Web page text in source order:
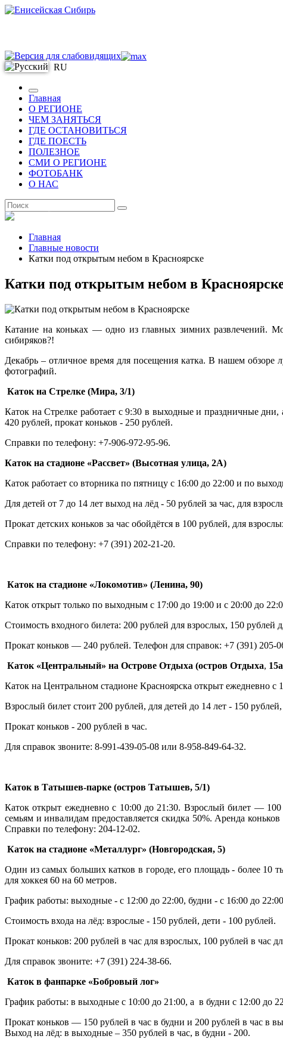
RU
Главная
О РЕГИОНЕ
ЧЕМ ЗАНЯТЬСЯ
ГДЕ ОСТАНОВИТЬСЯ
ГДЕ ПОЕСТЬ
ПОЛЕЗНОЕ
СМИ О РЕГИОНЕ
ФОТОБАНК
О НАС
Главная
Главные новости
Катки под открытым небом в Красноярске
Катки под открытым небом в
Катание на коньках — одно из главных зимних развлечений.
сибиряков?!
Декабрь – отличное время для посещения катка. В нашем
фотографий.
Каток на Стрелке (Мира, 3/1)
Каток на Стрелке работает с 9:30 в выходные и праздничные
420 рублей, прокат коньков - 250 рублей.
Справки по телефону: +7-906-972-95-96.
Каток на стадионе «Рассвет» (Высотная улица, 2А)
Каток работает со вторника по пятницу с 16:00 до 22:00 и по
Для детей от 7 до 14 лет выход на лёд - 50 рублей за час, для
Прокат детских коньков за час обойдётся в 100 рублей, для
Справки по телефону: +7 (391) 202-21-20.
Каток на стадионе «Локомотив» (Ленина, 90)
Каток открыт только по выходным с 17:00 до 19:00 и с 20:00 до
Стоимость входного билета: 200 рублей для взрослых, 150
Прокат коньков — 240 рублей. Телефон для справок: +7 (391) 205-
Каток «Центральный» на Острове Отдыха (остров Отдыха,
Каток на Центральном стадионе Красноярска открыт ежедневно с
Взрослый билет стоит 200 рублей, для детей до 14 лет - 150
Прокат коньков - 200 рублей в час.
Для справок звоните: 8-991-439-05-08 или 8-958-849-64-32.
Каток в Татышев-парке (остров Татышев, 5/1)
Каток открыт ежедневно с 10:00 до 21:30. Взрослый билет —
семьям и инвалидам предоставляется скидка 50%. Аренда
Справки по телефону: 204-12-02.
Каток на стадионе «Металлург» (Новгородская, 5)
Один из самых больших катков в городе, его площадь - более 10
для хоккея 60 на 60 метров.
График работы: выходные - с 12:00 до 22:00, будни - с 16:00 до
Стоимость входа на лёд: взрослые - 150 рублей, дети - 100 рублей.
Прокат коньков: 200 рублей в час для взрослых, 100 рублей в час
Для справок звоните: +7 (391) 224-38-66.
Каток в фанпарке «Бобровый лог»
График работы: в выходные с 10:00 до 21:00, а в будни с 12:00 до
Прокат коньков — 150 рублей в час в будни и 200 рублей в час в
Выход на лёд: в выходные – 350 рублей в час, в будни - 200.